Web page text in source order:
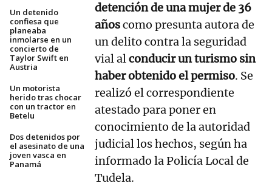
Un detenido
confiesa que
planeaba
inmolarse en un
concierto de
Taylor Swift en
Austria
Un motorista
herido tras chocar
con un tractor en
Betelu
Dos detenidos por
el asesinato de una
joven vasca en
Panamá
detención de una mujer de 36
añoscomo presunta autora de
un delito contra la seguridad
vial alconducir un turismo sin
haber obtenido el permiso. Se
realizó el correspondiente
atestado para poner en
conocimiento de la autoridad
judicial los hechos, según ha
informado la Policía Local de
Tudela.